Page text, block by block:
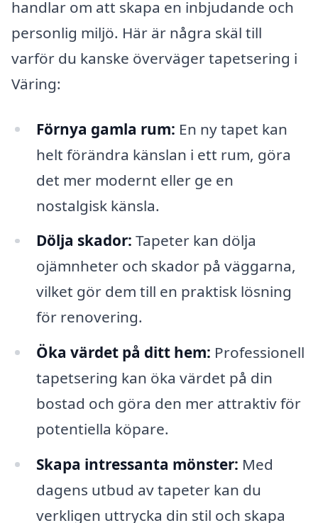
handlar om att skapa en inbjudande och
personlig miljö. Här är några skäl till
varför du kanske överväger tapetsering i
Väring:
Förnya gamla rum: En ny tapet kan
helt förändra känslan i ett rum, göra
det mer modernt eller ge en
nostalgisk känsla.
Dölja skador: Tapeter kan dölja
ojämnheter och skador på väggarna,
vilket gör dem till en praktisk lösning
för renovering.
Öka värdet på ditt hem: Professionell
tapetsering kan öka värdet på din
bostad och göra den mer attraktiv för
potentiella köpare.
Skapa intressanta mönster: Med
dagens utbud av tapeter kan du
verkligen uttrycka din stil och skapa